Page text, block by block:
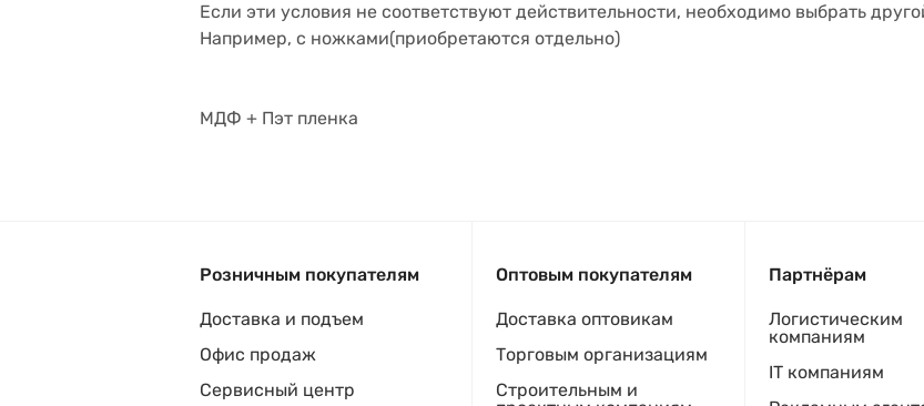
Если эти условия не соответствуют действительности, необходимо выбрать
Например, с ножками(приобретаются отдельно)
МДФ + Пэт пленка
Розничным покупателям
Доставка и подъем
Офис продаж
Сервисный центр
Оптовым покупателям
Доставка оптовикам
Торговым организациям
Строительным и
Партнёрам
Логистическим
компаниям
IT компаниям